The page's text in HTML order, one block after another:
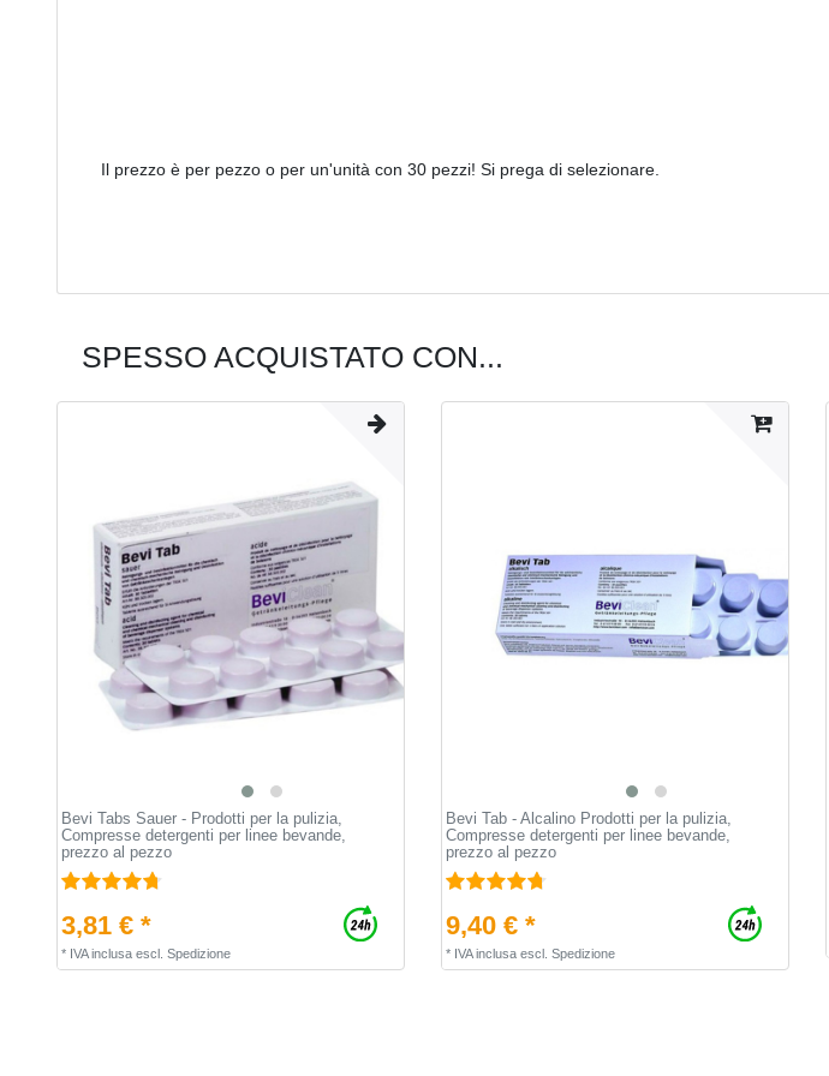
Il prezzo è per pezzo o per un'unità con 30 pezzi! Si prega di selezionare.
SPESSO ACQUISTATO CON...
Bevi Tabs Sauer - Prodotti per la pulizia,
Compresse detergenti per linee bevande,
prezzo al pezzo
3,81 € *
* IVA inclusaescl. Spedizione
Bevi Tab - Alcalino Prodotti per la pulizia,
Compresse detergenti per linee bevande,
prezzo al pezzo
9,40 € *
* IVA inclusaescl. Spedizione